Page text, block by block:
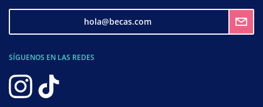
hola@becas.com
SÍGUENOS EN LAS REDES